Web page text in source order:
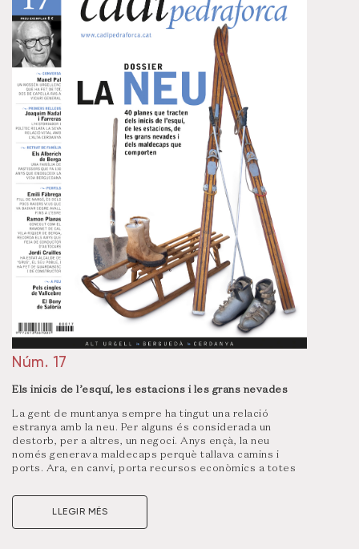
Núm. 17
Els inicis de l’esquí, les estacions i les grans nevades
La gent de muntanya sempre ha tingut una relació
estranya amb la neu. Per alguns és considerada un
destorb, per a altres, un negoci. Anys ençà, la neu
només generava maldecaps perquè tallava camins i
ports. Ara, en canvi, porta recursos econòmics a totes
seus principals recursos econòmics. A aquesta revista
parlem d’estacions d’esquí, dels primers emprenedors,
LLEGIR MÉS